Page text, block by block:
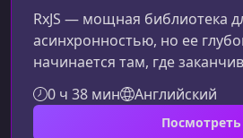
RxJS — мощная библиотека
асинхронностью, но ее
начинается там, где
этом материале мы подробно
создавать собственные
чтобы уверенно управлять
0 ч 38 мин Английский
Посмотреть